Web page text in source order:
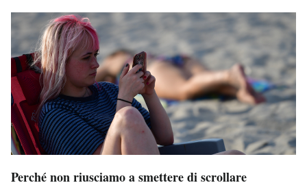
Perché non riusciamo a smettere di scrollare